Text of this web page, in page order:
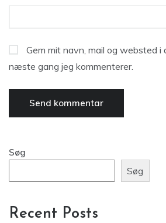
Gem mit navn, mail og websted i
næste gang jeg kommenterer.
Søg
Søg
Recent Posts